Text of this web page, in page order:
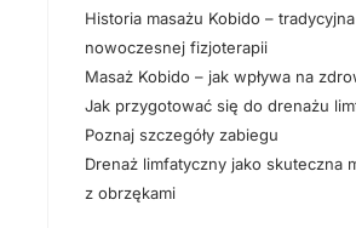
Historia masażu Kobido –
nowoczesnej fizjoterapii
Masaż Kobido – jak wpływa na
Jak przygotować się do drenażu
Poznaj szczegóły zabiegu
Drenaż limfatyczny jako skuteczna
z obrzękami